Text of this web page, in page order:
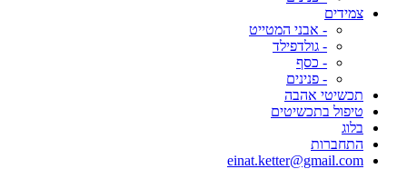
צמידים
- אבני המטייט
- גולדפילד
- כסף
- פנינים
תכשיטי אהבה
טיפול בתכשיטים
בלוג
התחברות
einat.ketter@gmail.com